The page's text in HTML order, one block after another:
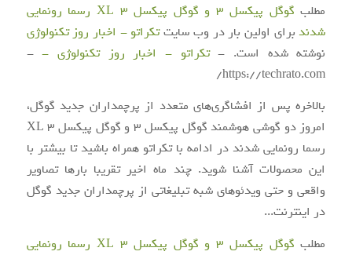
مطلب
گوگل پیکسل ۳ و گوگل پیکسل ۳ XL رسما رونمایی
شدندبرای اولین بار در وب سایتتکراتو - اخبار روز تکنولوژی
نوشته شده است. -تکراتو - اخبار روز تکنولوژی --
https://techrato.com/
بالاخره پس از افشاگری‌های متعدد از پرچمداران جدید گوگل،
امروز دو گوشی هوشمند گوگل پیکسل ۳ و گوگل پیکسل ۳ XL
رسما رونمایی شدند در ادامه با تکراتو همراه باشید تا بیشتر با
این محصولات آشنا شوید. چند ماه اخیر تقریبا بارها تصاویر
واقعی و حتی ویدئوهای شبه تبلیغاتی از پرچمداران جدید گوگل
در اینترنت...
مطلب
گوگل پیکسل ۳ و گوگل پیکسل ۳ XL رسما رونمایی